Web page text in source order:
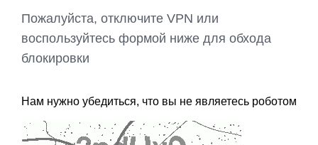
Пожалуйста, отключите VPN или
воспользуйтесь формой ниже для обхода
блокировки
Нам нужно убедиться, что вы не являетесь роботом